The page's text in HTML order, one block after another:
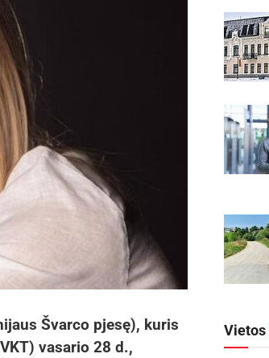
Švarco pjesę), kuris
vasario 28 d.,
Vietos